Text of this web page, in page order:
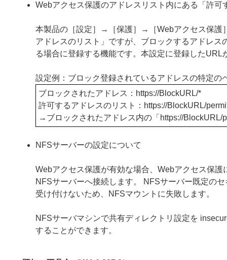
Webアクセス保護のアドレスリスト内にある「許可
本製品の［設定］→［保護］→［Webアクセス保
アドレスのリスト」ですが、ブロックするアドレ
る場合に登録する機能です。本設定に登録した
設定例：ブロック登録されているアドレスの特定の
ブロックされたアドレス：https://BlockURL/*
許可するアドレスのリスト：https://BlockURL/
→ブロックされたアドレス内の「https://BlockURL/
NFSサーバーの設定について
Webアクセス保護が有効な場合、Webアクセス保
NFSサーバーへ接続します。 NFSサーバー既定の
受け付けないため、NFSマウントに失敗します。
NFSサーバマシンで共有ディレクトリ設定を
することができます。